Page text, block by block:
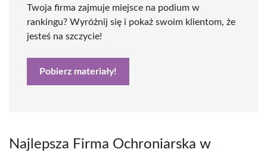
Twoja firma zajmuje miejsce na podium w
rankingu? Wyróżnij się i pokaż swoim klientom, że
jesteś na szczycie!
Pobierz materiały!
Najlepsza Firma Ochroniarska w